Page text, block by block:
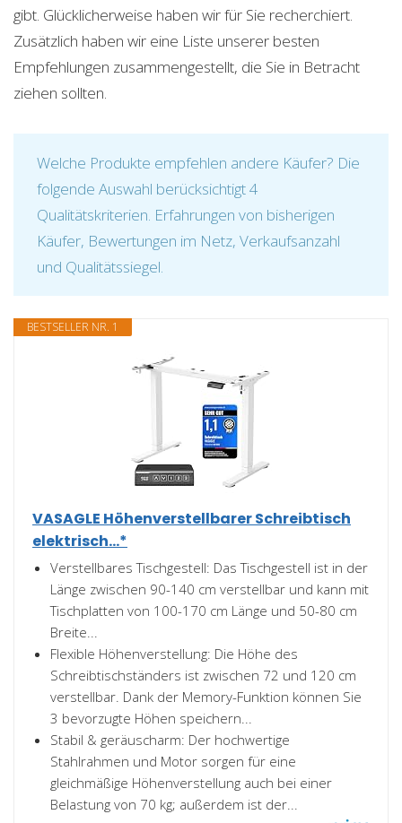
gibt. Glücklicherweise haben wir für Sie recherchiert.
Zusätzlich haben wir eine Liste unserer besten
Empfehlungen zusammengestellt, die Sie in Betracht
ziehen sollten.
Welche Produkte empfehlen andere Käufer? Die
folgende Auswahl berücksichtigt 4
Qualitätskriterien. Erfahrungen von bisherigen
Käufer, Bewertungen im Netz, Verkaufsanzahl
und Qualitätssiegel.
BESTSELLER NR. 1
VASAGLE Höhenverstellbarer Schreibtisch
elektrisch...*
Verstellbares Tischgestell: Das Tischgestell ist in der
Länge zwischen 90-140 cm verstellbar und kann mit
Tischplatten von 100-170 cm Länge und 50-80 cm
Breite...
Flexible Höhenverstellung: Die Höhe des
Schreibtischständers ist zwischen 72 und 120 cm
verstellbar. Dank der Memory-Funktion können Sie
3 bevorzugte Höhen speichern...
Stabil & geräuscharm: Der hochwertige
Stahlrahmen und Motor sorgen für eine
gleichmäßige Höhenverstellung auch bei einer
Belastung von 70 kg; außerdem ist der...